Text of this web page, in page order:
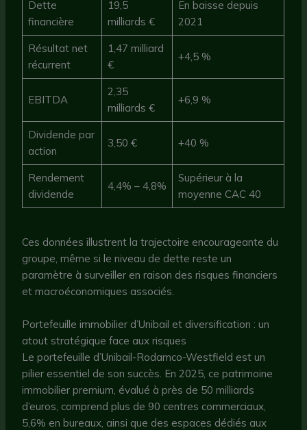
Dette
financière
19,5
milliards €
En baisse depuis
2021
Résultat net
récurrent
1,47 milliard
€
+4,5 %
EBITDA
2,35
milliards €
+6,9 %
Dividende par
action
3,50 € +40 %
Rendement
dividende
4,4% – 4,8%
Supérieur à la
moyenne CAC 40
Ces données illustrent la trajectoire encourageante du
groupe, même si le niveau de dette reste un
paramètre à surveiller en raison des risques financiers
et macroéconomiques associés.
Portefeuille immobilier d’Unibail et diversification : un
atout stratégique face aux risques
Le portefeuille d’Unibail-Rodamco-Westfield est un
pilier essentiel de son succès. En 2025, ce patrimoine
immobilier premium, évalué à près de 50 milliards
d’euros, comprend plus de 90 centres commerciaux,
5,6% en bureaux, ainsi que des espaces dédiés aux